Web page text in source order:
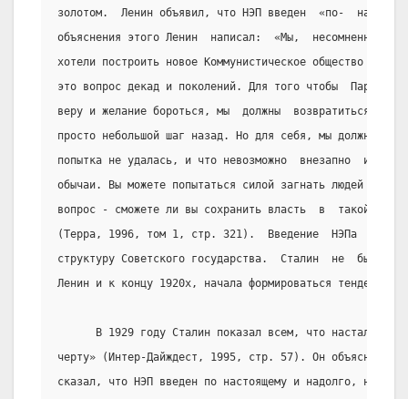
золотом.  Ленин объявил, что НЭП введен  «по-
объяснения этого Ленин  написал:  «Мы,  несомненно,
хотели построить новое Коммунистическое общество  по
это вопрос декад и поколений. Для того чтобы  Партия
веру и желание бороться, мы  должны  возвратиться  к
просто небольшой шаг назад. Но для себя, мы должны
попытка не удалась, и что невозможно  внезапно
обычаи. Вы можете попытаться силой загнать людей в
вопрос - сможете ли вы сохранить власть  в  такой
(Терра, 1996, том 1, стр. 321).  Введение  НЭПа  не
структуру Советского государства.  Сталин  не  был
Ленин и к концу 1920х, начала формироваться тенденция
В 1929 году Сталин показал всем, что настало
черту» (Интер-Дайждест, 1995, стр. 57). Он объяснял
сказал, что НЭП введен по настоящему и надолго, но он